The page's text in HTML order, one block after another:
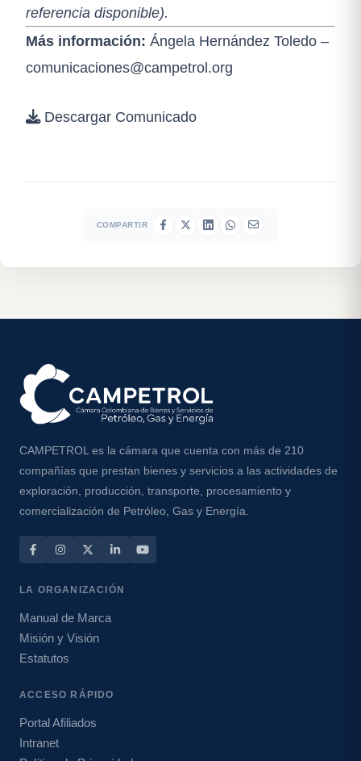
referencia disponible).
Más información: Ángela Hernández Toledo –
comunicaciones@campetrol.org
Descargar Comunicado
COMPARTIR
CAMPETROL es la cámara que cuenta con más de 210
compañías que prestan bienes y servicios a las actividades de
exploración, producción, transporte, procesamiento y
comercialización de Petróleo, Gas y Energía.
LA ORGANIZACIÓN
Manual de Marca
Misión y Visión
Estatutos
ACCESO RÁPIDO
Portal Afiliados
Intranet